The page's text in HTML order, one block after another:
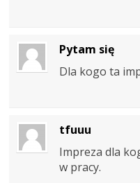
Pytam się
Dla kogo ta
tfuuu
Impreza dla
w pracy.